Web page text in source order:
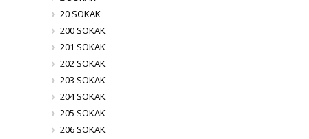
20 SOKAK
200 SOKAK
201 SOKAK
202 SOKAK
203 SOKAK
204 SOKAK
205 SOKAK
206 SOKAK